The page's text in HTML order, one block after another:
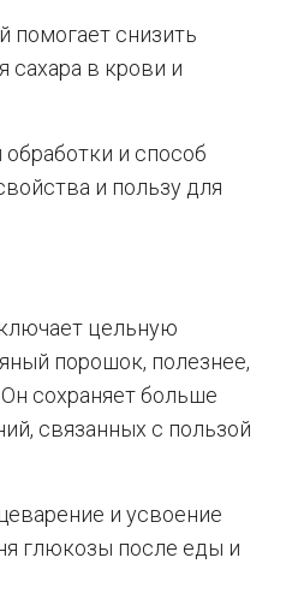
снизить
сахара в крови и
и способ
и пользу для
цельную
порошок, полезнее,
сохраняет больше
связанных с пользой
и усвоение
глюкозы после еды и